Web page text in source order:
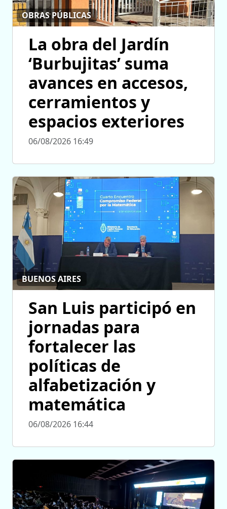
OBRAS PÚBLICAS
La obra del Jardín
‘Burbujitas’ suma
avances en accesos,
cerramientos y
espacios exteriores
06/08/2026 16:49
BUENOS AIRES
San Luis participó en
jornadas para
fortalecer las
políticas de
alfabetización y
matemática
06/08/2026 16:44